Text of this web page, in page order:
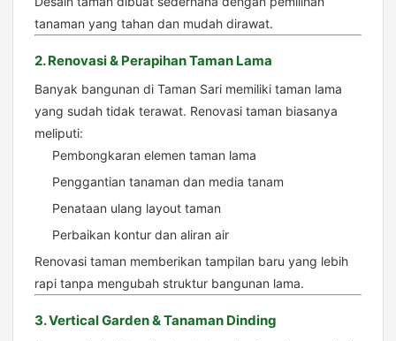
tanaman yang tahan dan mudah dirawat.
2. Renovasi & Perapihan Taman Lama
Banyak bangunan di Taman Sari memiliki taman lama
yang sudah tidak terawat. Renovasi taman biasanya
meliputi:
Pembongkaran elemen taman lama
Penggantian tanaman dan media tanam
Penataan ulang layout taman
Perbaikan kontur dan aliran air
Renovasi taman memberikan tampilan baru yang lebih
rapi tanpa mengubah struktur bangunan lama.
3. Vertical Garden & Tanaman Dinding